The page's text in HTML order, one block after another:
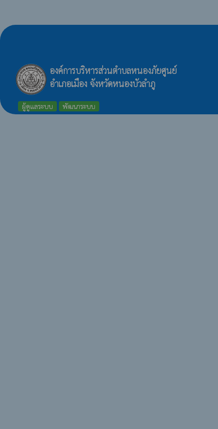
(5) ผลการดำเนินการ (output) (6) ผลลัพธ์หรือผลสัมฤทธิ์
องค์การบริหารส่วนตำบลหนองภัยศูนย์
อำเภอเมือง จังหวัดหนองบัวลำภู
ผู้ดูแลระบบ พัฒนาระบบ